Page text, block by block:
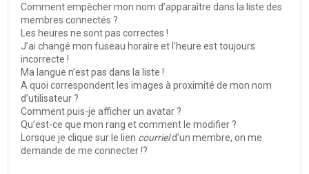
Comment empêcher mon nom d’apparaître dans la liste des
membres connectés ?
Les heures ne sont pas correctes !
J’ai changé mon fuseau horaire et l’heure est toujours
incorrecte !
Ma langue n’est pas dans la liste !
A quoi correspondent les images à proximité de mon nom
d’utilisateur ?
Comment puis-je afficher un avatar ?
Qu’est-ce que mon rang et comment le modifier ?
Lorsque je clique sur le lien courrield’un membre, on me
demande de me connecter !?